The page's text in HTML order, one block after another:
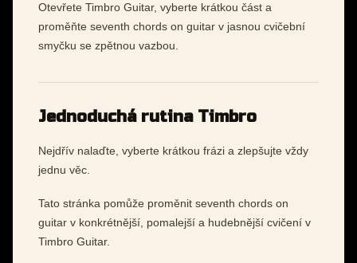
Otevřete Timbro Guitar, vyberte krátkou část a
proměňte seventh chords on guitar v jasnou cvičební
smyčku se zpětnou vazbou.
Jednoduchá rutina Timbro
Nejdřív nalaďte, vyberte krátkou frázi a zlepšujte vždy
jednu věc.
Tato stránka pomůže proměnit seventh chords on
guitar v konkrétnější, pomalejší a hudebnější cvičení v
Timbro Guitar.